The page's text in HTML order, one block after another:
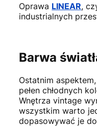
Oprawa LINEAR,
industrialnych
Barwa
Ostatnim
pełen chłodnych
Wnętrza vintage
wszystkim warto
dopasowywać je